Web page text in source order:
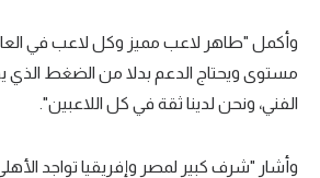
تحليل في الجول
حكايات في الجول
كويز في الجول
وأكمل "طاهر لاعب مميز وكل لاعب في
مستوى ويحتاج الدعم بدلا من الضغط الذي
الفني، ونحن لدينا ثقة في كل اللاعبين".
وأشار "شرف كبير لمصر وإفريقيا تواجد